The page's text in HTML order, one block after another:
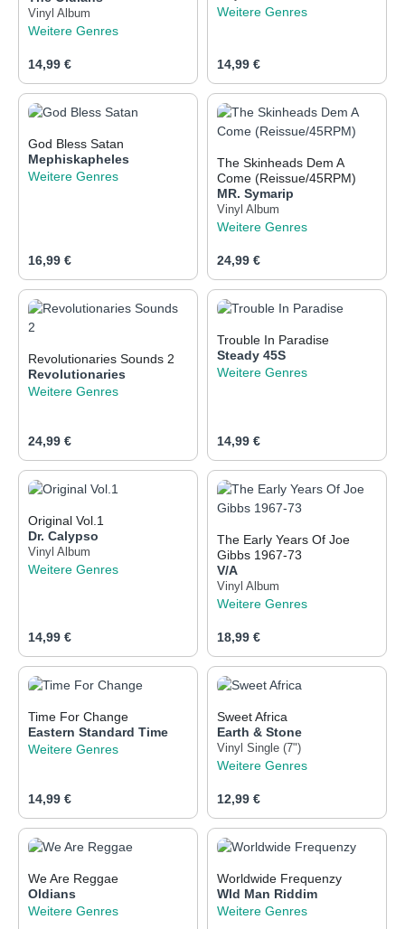
Vinyl Album
Weitere Genres
Regulärer Preis:
14,99 €
Weitere Genres
Regulärer Preis:
14,99 €
God Bless Satan
Mephiskapheles
Weitere Genres
Regulärer Preis:
16,99 €
The Skinheads Dem A
Come (Reissue/45RPM)
MR. Symarip
Vinyl Album
Weitere Genres
Regulärer Preis:
24,99 €
Revolutionaries Sounds 2
Revolutionaries
Weitere Genres
Regulärer Preis:
24,99 €
Trouble In Paradise
Steady 45S
Weitere Genres
Regulärer Preis:
14,99 €
Original Vol.1
Dr. Calypso
Vinyl Album
Weitere Genres
Regulärer Preis:
14,99 €
The Early Years Of Joe
Gibbs 1967-73
V/A
Vinyl Album
Weitere Genres
Regulärer Preis:
18,99 €
Time For Change
Eastern Standard Time
Weitere Genres
Regulärer Preis:
14,99 €
Sweet Africa
Earth & Stone
Vinyl Single (7")
Weitere Genres
Regulärer Preis:
12,99 €
We Are Reggae
Oldians
Weitere Genres
Worldwide Frequenzy
Wld Man Riddim
Weitere Genres